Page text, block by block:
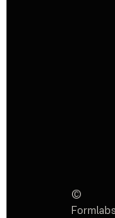
©
Formlabs